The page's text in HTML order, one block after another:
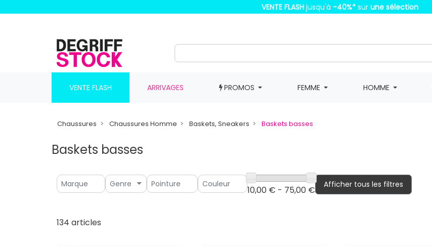
VENTE FLASH jusqu'à -40%* sur une sélection
VENTE FLASH ARRIVAGES PROMOS FEMME HOMME
Chaussures Chaussures Homme Baskets, Sneakers Baskets basses
Baskets basses
Genre
10,00 € - 75,00 €
Afficher tous les filtres
134 articles